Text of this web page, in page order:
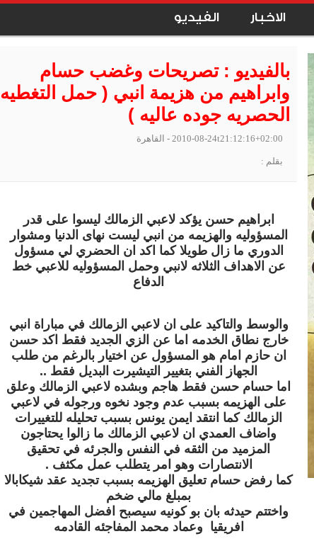
الاخبار الفيديو
بالفيديو : تصريحات وغضب حسام
وابراهيم من هزيمة انبي ( حمل التغطيه
الحصريه جوده عاليه )
2010-08-24t21:12:16+02:00 - القاهرة
بقلم :
ابراهيم حسن يؤكد لاعبي الزمالك ليسوا على قدر
المسؤوليه والهزيمه من انبي ليست نهاى الدنيا ومشوار
الدوري ما زال طويلا كما اكد ان الحضري لي مسؤول
عن الاهداف الثلاثه لانبي وحمل المسؤوليه للاعبي خط
الدفاع
والوسط والتاكيد على ان لاعبي الزمالك في مباراة انبي
خارج نطاق الخدمه اما عن الزي الجديد فقط اكد حسن
ان حازم امام هو المسؤول عن اختيار بالرغم من طلب
الجهاز الفني بتغيير التيشيرت البديل فقط ..
اما حسام حسن فقط هاجم وبشده لاعبي الزمالك وعلق
على الهزيمه بسبب عدم وجود نخوه ورجوله في لاعبي
الزمالك كما انتقد ايمن يونس بسبب تحليله للتغييرات
واضاف العمدي ان لاعبي الزمالك ما زالوا يحتاجون
المزميد من الثقه في النفس والجرئه في تحقيق
الانتصارات وهو امر يتطلب عمل مكثف .
كما رفض حسام تعليق الهزيمه بسبب تجديد عقد شيكابالا
بمبلغ مالي ضخم
واختتم حيدثه بان بو كونيه سيصبح افضل المهاجمين في
افريقيا وعماد محمد المفاجئه القادمه